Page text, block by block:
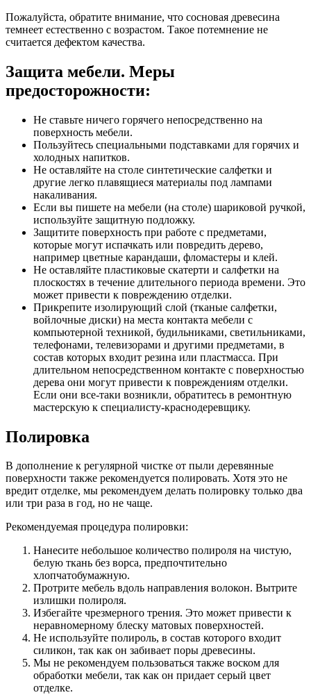
Пожалуйста, обратите внимание, что сосновая древесина
темнеет естественно с возрастом. Такое потемнение не
считается дефектом качества.
Защита мебели. Меры
предосторожности:
Не ставьте ничего горячего непосредственно на
поверхность мебели.
Пользуйтесь специальными подставками для горячих и
холодных напитков.
Не оставляйте на столе синтетические салфетки и
другие легко плавящиеся материалы под лампами
накаливания.
Если вы пишете на мебели (на столе) шариковой ручкой,
используйте защитную подложку.
Защитите поверхность при работе с предметами,
которые могут испачкать или повредить дерево,
например цветные карандаши, фломастеры и клей.
Не оставляйте пластиковые скатерти и салфетки на
плоскостях в течение длительного периода времени. Это
может привести к повреждению отделки.
Прикрепите изолирующий слой (тканые салфетки,
войлочные диски) на места контакта мебели с
компьютерной техникой, будильниками, светильниками,
телефонами, телевизорами и другими предметами, в
состав которых входит резина или пластмасса. При
длительном непосредственном контакте с поверхностью
дерева они могут привести к повреждениям отделки.
Если они все-таки возникли, обратитесь в ремонтную
мастерскую к специалисту-краснодеревщику.
Полировка
В дополнение к регулярной чистке от пыли деревянные
поверхности также рекомендуется полировать. Хотя это не
вредит отделке, мы рекомендуем делать полировку только два
или три раза в год, но не чаще.
Рекомендуемая процедура полировки:
Нанесите небольшое количество полироля на чистую,
белую ткань без ворса, предпочтительно
хлопчатобумажную.
Протрите мебель вдоль направления волокон. Вытрите
излишки полироля.
Избегайте чрезмерного трения. Это может привести к
неравномерному блеску матовых поверхностей.
Не используйте полироль, в состав которого входит
силикон, так как он забивает поры древесины.
Мы не рекомендуем пользоваться также воском для
обработки мебели, так как он придает серый цвет
отделке.